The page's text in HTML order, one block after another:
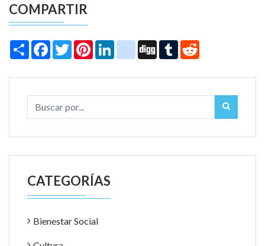
COMPARTIR
Share Facebook
TwitterPinterestLinkedIninstagram
Digg Tumblr
CATEGORÍAS
Bienestar Social